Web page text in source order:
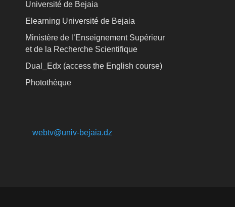
Université de Bejaia
Elearning Université de Bejaia
Ministère de l’Enseignement Supérieur
et de la Recherche Scientifique
Dual_Edx (access the English course)
Photothèque
webtv@univ-bejaia.dz